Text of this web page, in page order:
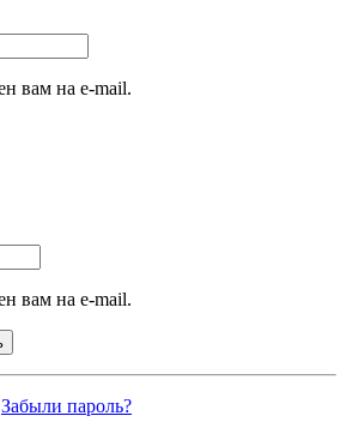
вам на e-mail.
вам на e-mail.
Забыли пароль?